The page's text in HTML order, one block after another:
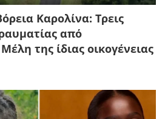
Καρολίνα: Τρεις
από
της ίδιας οικογένειας